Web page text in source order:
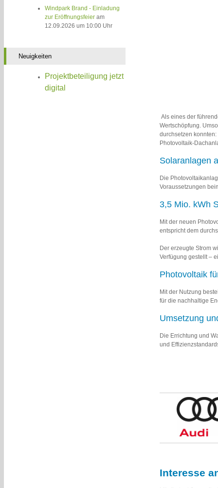
Windpark Brand - Einladung
zur Eröffnungsfeier am
12.09.2026 um 10:00 Uhr
Neuigkeiten
Projektbeteiligung jetzt
digital
Als eines der
Wertschöpfung.
durchsetzen
Photovoltaik-
Solaranlagen
Die
Voraussetzungen
3,5 Mio. kWh
Mit der neuen
entspricht dem
Der erzeugte Strom
Verfügung gestellt –
Photovoltaik
Mit der Nutzung
für die nachhaltige
Umsetzung
Die Errichtung und
und
Interesse